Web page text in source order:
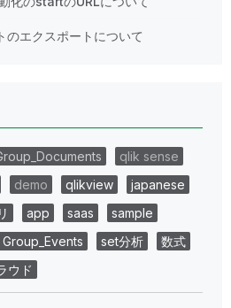
エクスポートについて
qlik sense
demo qlikview
japanese
app saas
sample
Group_Events set分析
数式
ウド